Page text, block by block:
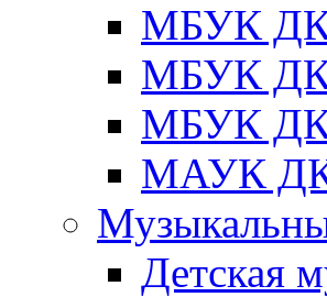
МБУК ДК
МБУК ДК
МБУК ДК
МАУК ДК
Детская